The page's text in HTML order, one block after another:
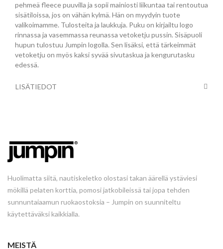
pehmeä fleece puuvilla ja sopii mainiosti liikuntaa tai rentoutua
sisätiloissa, jos on vähän kylmä. Hän on myydyin tuote
valikoimamme. Tulosteita ja laukkuja. Puku on kirjailtu logo
rinnassa ja vasemmassa reunassa vetoketju pussin. Sisäpuoli
hupun tulostuu Jumpin logolla. Sen lisäksi, että tärkeimmät
vetoketju on myös kaksi syvää sivutaskua ja kengurutasku
edessä.
LISÄTIEDOT
Huolimatta siitä, nautiskeletko olostasi takan äärellä ystäviesi
mökillä pelaten korttia, pomosi jatkobileissä tai jopa tehden
sunnuntaiaamun ruokaostoksia – Jumpin on suunniteltu
käytettäväksi kaikkialla.
MEISTÄ